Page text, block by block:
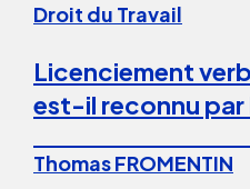
Droit du Travail
Licenciement
est-il reconnu par
Thomas FROMENTIN